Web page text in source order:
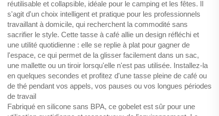
réutilisable et collapsible, idéale pour le camping et les fêtes. Il
s'agit d'un choix intelligent et pratique pour les professionnels
travaillant à domicile, qui recherchent la commodité sans
sacrifier le style. Cette tasse à café allie un design réfléchi et
une utilité quotidienne : elle se replie à plat pour gagner de
l'espace, ce qui permet de la glisser facilement dans un sac,
une mallette ou un tiroir lorsqu'elle n'est pas utilisée. Installez-la
en quelques secondes et profitez d'une tasse pleine de café ou
de thé pendant vos appels, vos pauses ou vos longues périodes
de travail
Fabriqué en silicone sans BPA, ce gobelet est sûr pour une